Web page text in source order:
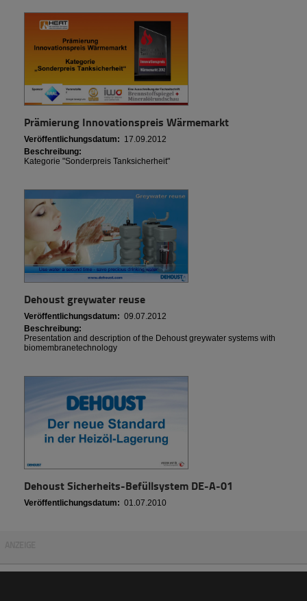
Prämierung Innovationspreis Wärmemarkt
Veröffentlichungsdatum: 17.09.2012
Beschreibung:
Kategorie "Sonderpreis Tanksicherheit"
Dehoust greywater reuse
Veröffentlichungsdatum: 09.07.2012
Beschreibung:
Presentation and description of the Dehoust greywater systems with
biomembranetechnology
Dehoust Sicherheits-Befüllsystem DE-A-01
Veröffentlichungsdatum: 01.07.2010